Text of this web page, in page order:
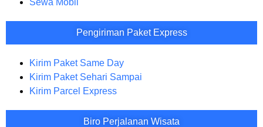
Pengiriman Paket Express
Kirim Paket Same Day
Kirim Paket Sehari Sampai
Kirim Parcel Express
Biro Perjalanan Wisata